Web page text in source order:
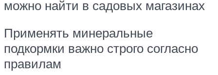
можно найти в садовых магазинах
Применять минеральные
подкормки важно строго согласно
правилам